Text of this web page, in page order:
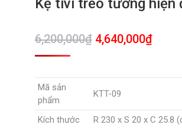
Kệ tivi treo tường hiện
6,200,000₫ Giá
là:
6,200,000₫.
4,640,000₫Giá
tại
Mã sản
phẩm
KTT-09
Kích thước R 230 x S 20 x C 25.8